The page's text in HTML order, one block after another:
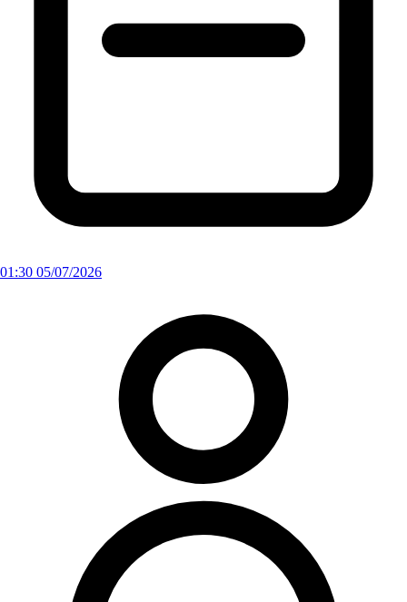
01:30 05/07/2026